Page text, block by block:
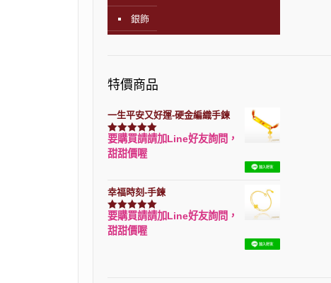
銀飾
特價商品
一生平安又好運-硬金編織手鍊
評分7740滿分 5
要購買請請加Line好友詢問，
甜甜價喔
幸福時刻-手鍊
評分3150滿分 5
要購買請請加Line好友詢問，
甜甜價喔